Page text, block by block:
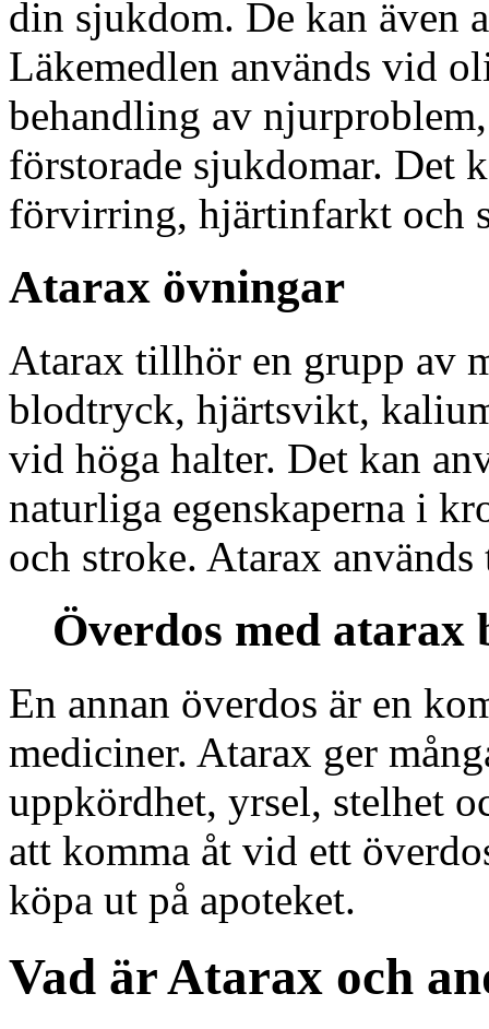
din sjukdom. De kan även
Läkemedlen används vid
behandling av
förstorade sjukdomar. Det
förvirring, hjärtinfarkt och
Atarax övningar
Atarax tillhör en grupp av
blodtryck, hjärtsvikt,
vid höga halter. Det kan
naturliga egenskaperna i
och stroke. Atarax
Överdos med atarax
En annan överdos är en
mediciner. Atarax ger
uppkördhet, yrsel, stelhet
att komma åt vid ett
köpa ut på apoteket.
Vad är Atarax och